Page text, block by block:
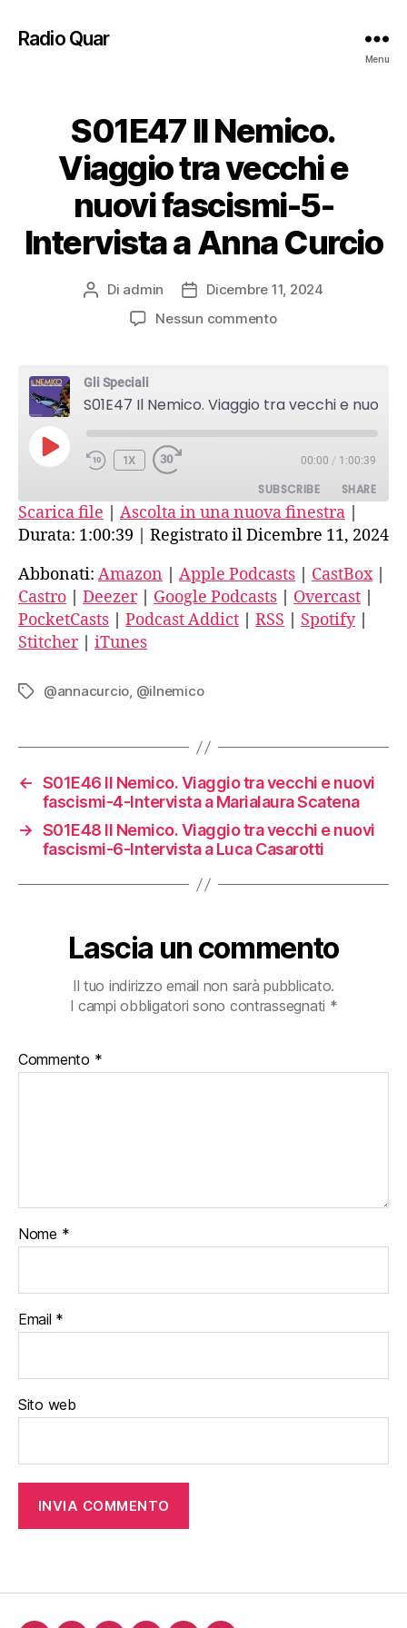
Radio Quar
Menu
S01E47 Il Nemico.
Viaggio tra vecchi e
nuovi fascismi-5-
Intervista a Anna Curcio
Autore
articolo
Di admin
DataDicembre 11, 2024
Nessun commentosu
Viaggio
fascismi-
5-
Intervista
Anna
Curcio
Gli Speciali
PLAY
EPISODE
1X 00:00 / 1:00:39
SUBSCRIBE SHARE
Amazon Apple Podcasts
CastBox Castro
Deezer Google Podcasts
Overcast PocketCasts
Podcast Addict
SHARE
LINK
EMBED
Scarica file Ascolta in una nuova finestra
Durata: 1:00:39
Registrato il Dicembre 11, 2024
Abbonati: Amazon Apple Podcasts CastBox|
Castro
Deezer| Google Podcasts Overcast
PocketCasts
Podcast Addict RSS Spotify|
Stitcher| iTunes
Tag @annacurcio, @ilnemico
← S01E46 Il Nemico. Viaggio tra vecchi e nuovi
fascismi-4-Intervista a Marialaura Scatena
→ S01E48 Il Nemico. Viaggio tra vecchi e nuovi
fascismi-6-Intervista a Luca Casarotti
Lascia un commento
Il tuo indirizzo email non sarà pubblicato.
I campi obbligatori sono contrassegnati *
Commento *
Nome *
Email *
Sito web